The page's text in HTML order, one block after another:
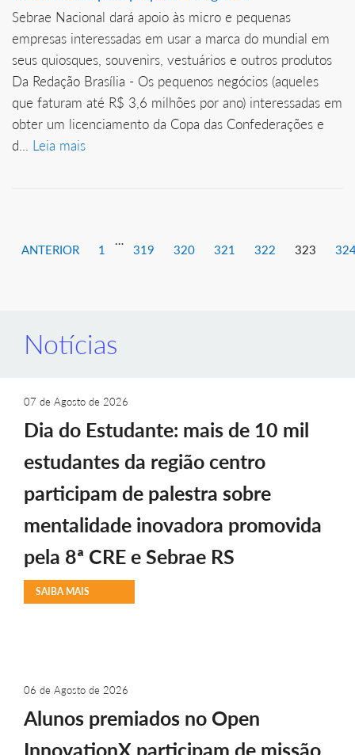
Sebrae Nacional dará apoio às micro e pequenas
empresas interessadas em usar a marca do mundial em
seus quiosques, souvenirs, vestuários e outros produtos
Da Redação Brasília - Os pequenos negócios (aqueles
que faturam até R$ 3,6 milhões por ano) interessadas em
obter um licenciamento da Copa das Confederações e
d... Leia mais
ANTERIOR 1
…
319 320 321 322 323
Notícias
07 de Agosto de 2026
Dia do Estudante: mais de 10 mil
estudantes da região centro
participam de palestra sobre
mentalidade inovadora promovida
pela 8ª CRE e Sebrae RS
SAIBA MAIS
06 de Agosto de 2026
Alunos premiados no Open
InnovationX participam de missão